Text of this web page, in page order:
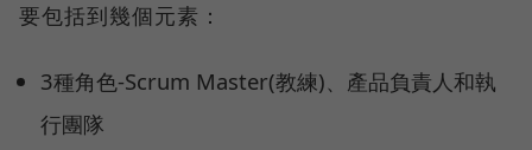
要包括到幾個元素：
3種角色-Scrum Master(教練)、產品負責人和執
行團隊